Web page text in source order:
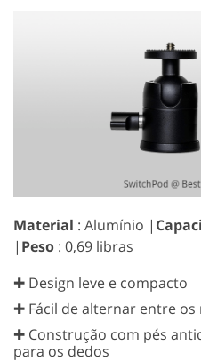
Material : Alumínio |
| Peso : 0,69 libras
✚ Design leve e compacto
✚ Fácil de alternar entre
✚ Construção com pés
para os dedos